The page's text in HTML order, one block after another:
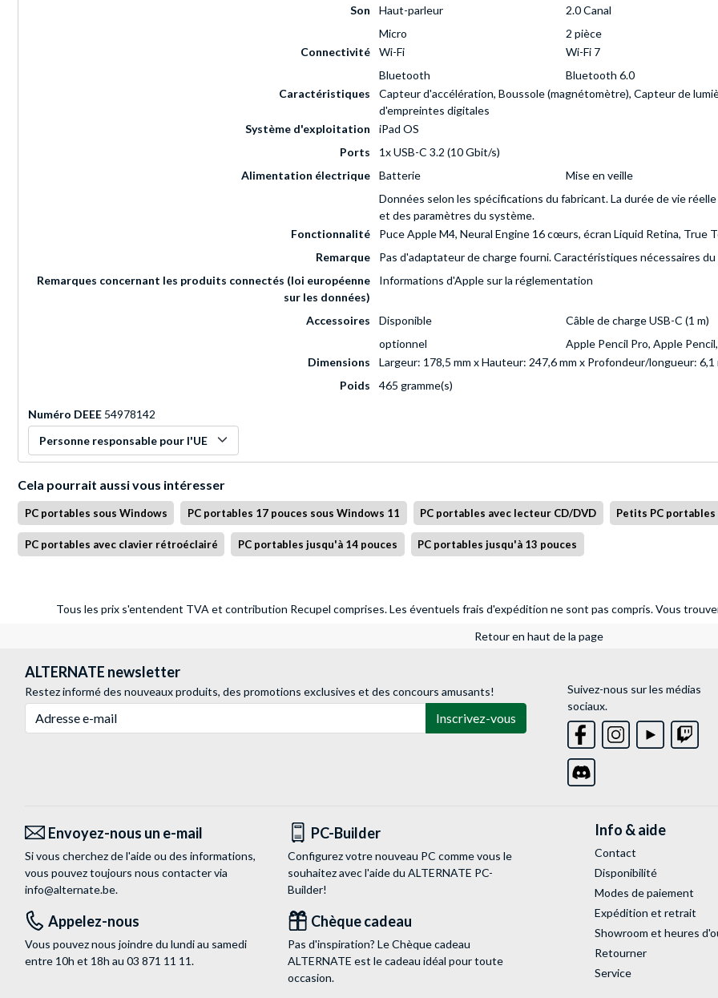
Son
Haut-parleur
2.0 Canal
Micro
2 pièce
Connectivité
Wi-Fi
Wi-Fi 7
Bluetooth
Bluetooth 6.0
Caractéristiques
Capteur d'accélération, Boussole (magnétomètre), Capteur de
d'empreintes digitales
Système d'exploitation
iPad OS
Ports
1x USB-C 3.2 (10 Gbit/s)
Alimentation électrique
Batterie Mise en veille
Données selon les spécifications du fabricant. La durée de vie
et des paramètres du système.
Fonctionnalité
Puce Apple M4, Neural Engine 16 cœurs, écran Liquid Retina, True
Remarque
Pas d'adaptateur de charge fourni. Caractéristiques nécessaires
Remarques concernant les produits connectés (loi européenne
sur les données)
Informations d'Apple sur la réglementation
Accessoires Disponible
Câble de charge USB-C (1 m)
optionnel
Apple Pencil Pro, Apple
Dimensions
Largeur: 178,5 mm x Hauteur: 247,6 mm x Profondeur/longueur: 6,1
Poids
465 gramme(s)
Numéro DEEE 54978142
Personne responsable pour l'UE
Cela pourrait aussi vous intéresser
PC portables sous Windows PC portables 17 pouces sous Windows 11 PC portables avec lecteur CD/DVD Petits PC portables
PC portables avec clavier rétroéclairé PC portables jusqu'à 14 pouces PC portables jusqu'à 13 pouces
Tous les prix s'entendent TVA et contribution Recupel comprises. Les éventuels frais d'expédition ne sont pas compris.Vous
Retour en haut de la page
ALTERNATE newsletter
Restez informé des nouveaux produits, des promotions exclusives et des concours amusants!
Inscrivez-vous
Suivez-nous sur les médias
sociaux.
Envoyez-nous un e-mail
Si vous cherchez de l'aide ou des informations,
vous pouvez toujours nous contacter via
info@alternate.be.
PC-Builder
Configurez votre nouveau PC comme vous le
souhaitez avec l'aide du ALTERNATE PC-
Builder!
Appelez-nous
Vous pouvez nous joindre du lundi au samedi
entre 10h et 18h au 03 871 11 11.
Chèque cadeau
Pas d'inspiration? Le Chèque cadeau
ALTERNATE est le cadeau idéal pour toute
occasion.
Info & aide
Contact
Disponibilité
Modes de paiement
Expédition et retrait
Showroom et heures
Retourner
Service